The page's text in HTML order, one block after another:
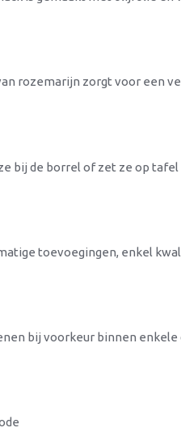
rozemarijn zorgt voor een
bij de borrel of zet ze op
toevoegingen, enkel
bij voorkeur binnen